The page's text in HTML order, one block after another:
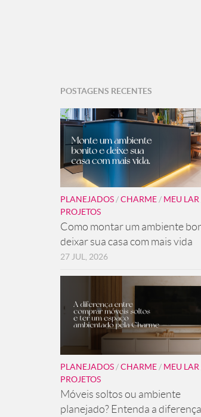
POSTAGENS RECENTES
PLANEJADOS /CHARME / MEU LAR
PROJETOS
Como montar um ambiente
deixar sua casa com mais vida
27 JUL, 2026
PLANEJADOS /CHARME / MEU LAR
PROJETOS
Móveis soltos ou ambiente
planejado? Entenda a